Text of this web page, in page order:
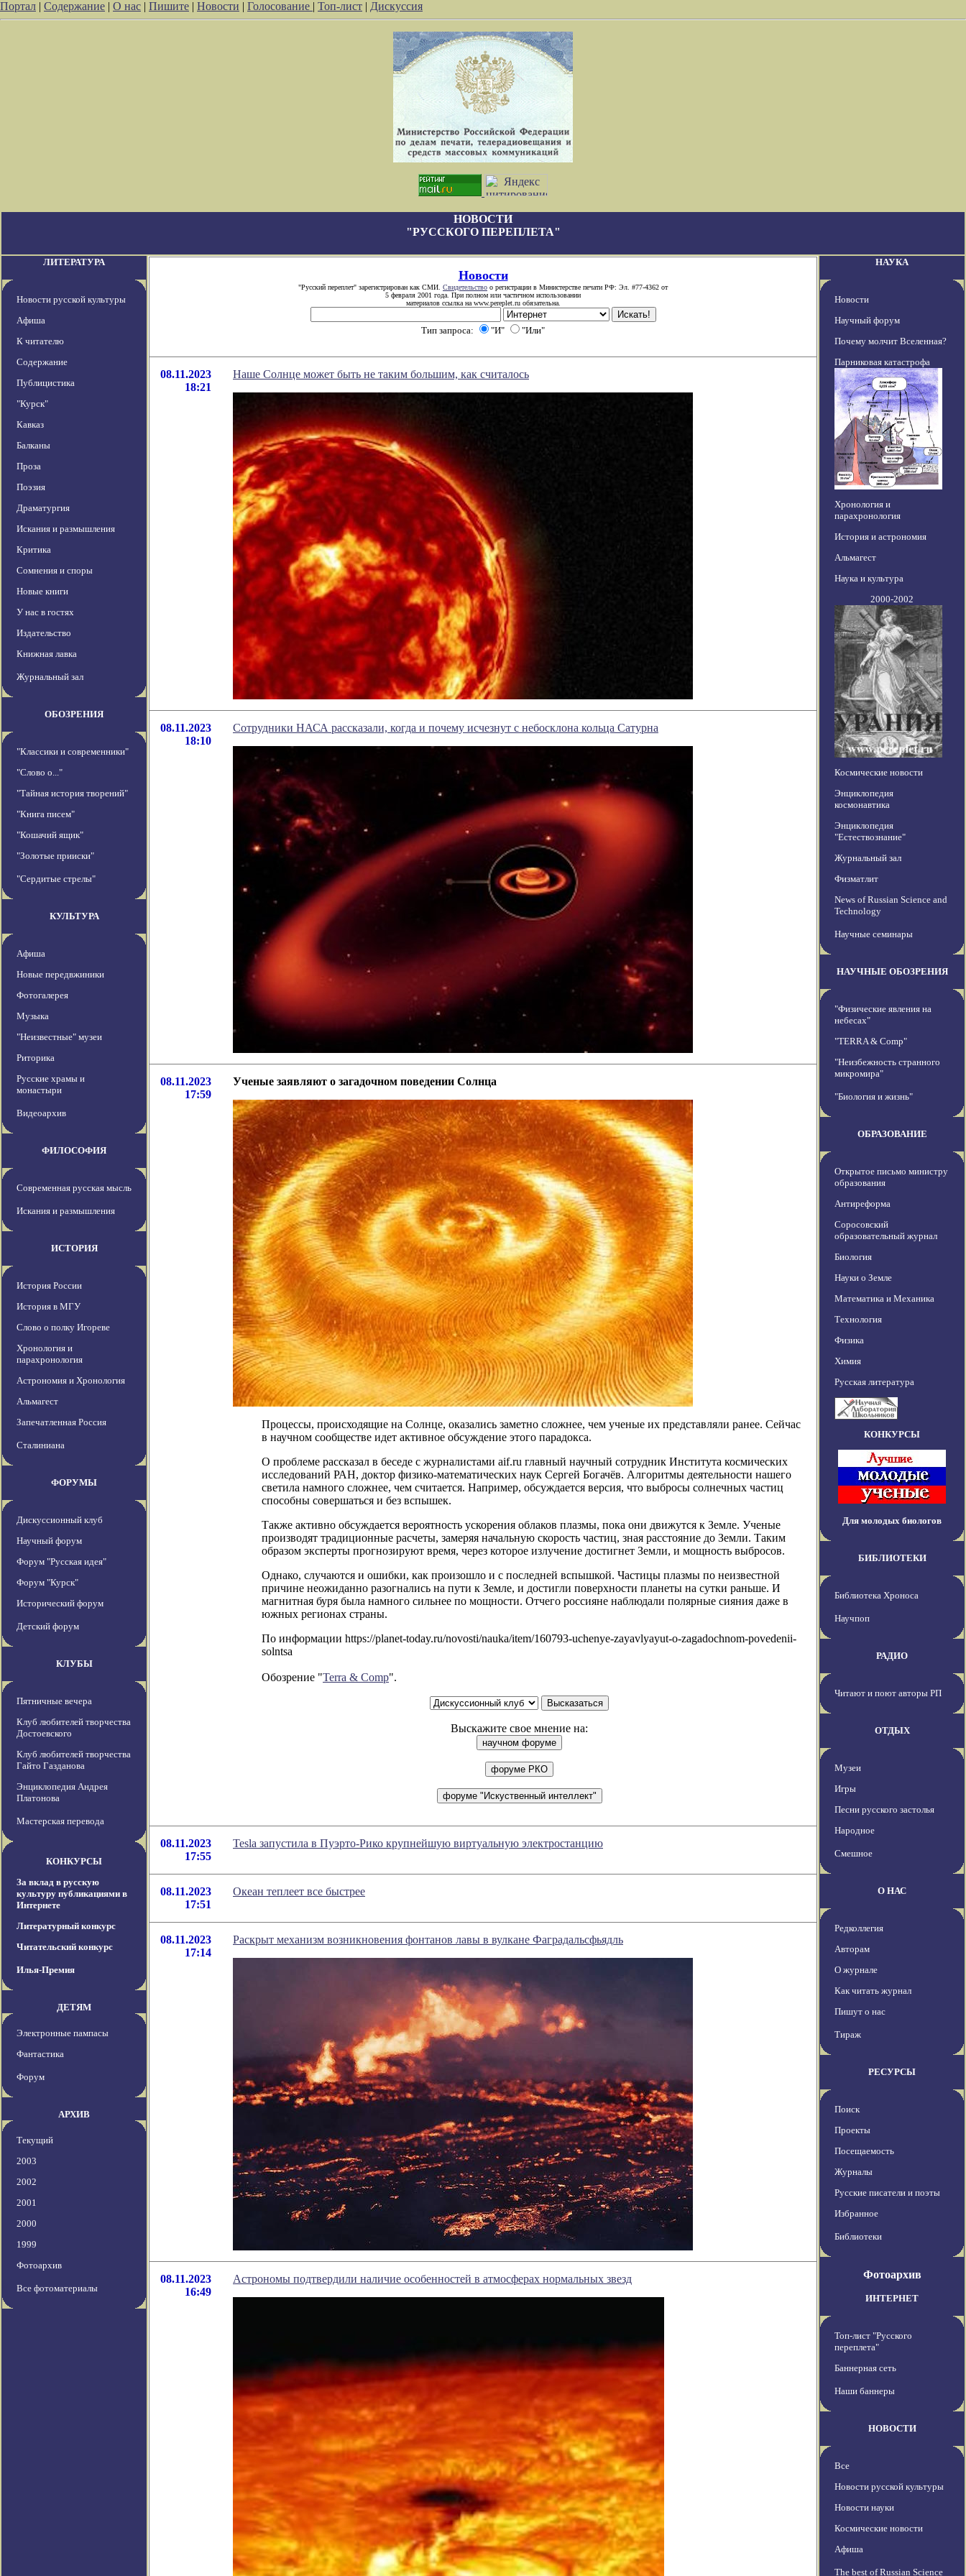
Портал | Содержание | О нас | Пишите | Новости | Голосование | Топ-лист | Дискуссия
НОВОСТИ
"РУССКОГО ПЕРЕПЛЕТА"
ЛИТЕРАТУРА
Новости русской культуры
Афиша
К читателю
Содержание
Публицистика
"Курск"
Кавказ
Балканы
Проза
Поэзия
Драматургия
Искания и размышления
Критика
Сомнения и споры
Новые книги
У нас в гостях
Издательство
Книжная лавка
Журнальный зал
ОБОЗРЕНИЯ
"Классики и современники"
"Слово о..."
"Тайная история творений"
"Книга писем"
"Кошачий ящик"
"Золотые прииски"
"Сердитые стрелы"
КУЛЬТУРА
Афиша
Новые передвжиники
Фотогалерея
Музыка
"Неизвестные" музеи
Риторика
Русские храмы и
монастыри
Видеоархив
ФИЛОСОФИЯ
Современная русская мысль
Искания и размышления
ИСТОРИЯ
История России
История в МГУ
Слово о полку Игореве
Хронология и
парахронология
Астрономия и Хронология
Альмагест
Запечатленная Россия
Сталиниана
ФОРУМЫ
Дискуссионный клуб
Научный форум
Форум "Русская идея"
Форум "Курск"
Исторический форум
Детский форум
КЛУБЫ
Пятничные вечера
Клуб любителей творчества
Достоевского
Клуб любителей творчества
Гайто Газданова
Энциклопедия Андрея
Платонова
Мастерская перевода
КОНКУРСЫ
За вклад в русскую
культуру публикациями в
Интернете
Литературный конкурс
Читательский конкурс
Илья-Премия
ДЕТЯМ
Электронные пампасы
Фантастика
Форум
АРХИВ
Текущий
2003
2002
2001
2000
1999
Фотоархив
Все фотоматериалы
Новости
"Русский переплет" зарегистрирован как СМИ. Свидетельство о регистрации в Министерстве печати РФ: Эл. #77-4362 от
5 февраля 2001 года. При полном или частичном использовании
материалов ссылка на www.pereplet.ru обязательна.
Тип запроса: "И" "Или"
08.11.2023
18:21
Наше Солнце может быть не таким большим, как считалось
08.11.2023
18:10
Сотрудники НАСА рассказали, когда и почему исчезнут с небосклона кольца Сатурна
08.11.2023
17:59
Ученые заявляют о загадочном поведении Солнца
Процессы, происходящие на Солнце, оказались заметно сложнее, чем ученые их представляли ранее. Сейчас
в научном сообществе идет активное обсуждение этого парадокса.
О проблеме рассказал в беседе с журналистами aif.ru главный научный сотрудник Института космических
исследований РАН, доктор физико-математических наук Сергей Богачёв. Алгоритмы деятельности нашего
светила намного сложнее, чем считается. Например, обсуждается версия, что выбросы солнечных частиц
способны совершаться и без вспышек.
Также активно обсуждается вероятность ускорения облаков плазмы, пока они движутся к Земле. Ученые
производят традиционные расчеты, замеряя начальную скорость частиц, зная расстояние до Земли. Таким
образом эксперты прогнозируют время, через которое излучение достигнет Земли, и мощность выбросов.
Однако, случаются и ошибки, как произошло и с последней вспышкой. Частицы плазмы по неизвестной
причине неожиданно разогнались на пути к Земле, и достигли поверхности планеты на сутки раньше. И
магнитная буря была намного сильнее по мощности. Отчего россияне наблюдали полярные сияния даже в
южных регионах страны.
По информации https://planet-today.ru/novosti/nauka/item/160793-uchenye-zayavlyayut-o-zagadochnom-povedenii-
solntsa
Обозрение "Terra & Comp".
Выскажите свое мнение на:
08.11.2023
17:55
Tesla запустила в Пуэрто-Рико крупнейшую виртуальную электростанцию
08.11.2023
17:51
Океан теплеет все быстрее
08.11.2023
17:14
Раскрыт механизм возникновения фонтанов лавы в вулкане Фаградальсфьядль
08.11.2023
16:49
Астрономы подтвердили наличие особенностей в атмосферах нормальных звезд
НАУКА
Новости
Научный форум
Почему молчит Вселенная?
Парниковая катастрофа
Хронология и
парахронология
История и астрономия
Альмагест
Наука и культура
2000-2002
Космические новости
Энциклопедия
космонавтика
Энциклопедия
"Естествознание"
Журнальный зал
Физматлит
News of Russian Science and
Technology
Научные семинары
НАУЧНЫЕ ОБОЗРЕНИЯ
"Физические явления на
небесах"
"TERRA & Comp"
"Неизбежность странного
микромира"
"Биология и жизнь"
ОБРАЗОВАНИЕ
Открытое письмо министру
образования
Антиреформа
Соросовский
образовательный журнал
Биология
Науки о Земле
Математика и Механика
Технология
Физика
Химия
Русская литература
КОНКУРСЫ
Для молодых биологов
БИБЛИОТЕКИ
Библиотека Хроноса
Научпоп
РАДИО
Читают и поют авторы РП
ОТДЫХ
Музеи
Игры
Песни русского застолья
Народное
Смешное
О НАС
Редколлегия
Авторам
О журнале
Как читать журнал
Пишут о нас
Тираж
РЕСУРСЫ
Поиск
Проекты
Посещаемость
Журналы
Русские писатели и поэты
Избранное
Библиотеки
Фотоархив
ИНТЕРНЕТ
Топ-лист "Русского
переплета"
Баннерная сеть
Наши баннеры
НОВОСТИ
Все
Новости русской культуры
Новости науки
Космические новости
Афиша
The best of Russian Science